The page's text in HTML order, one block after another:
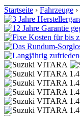
Startseite › Fahrzeuge ›